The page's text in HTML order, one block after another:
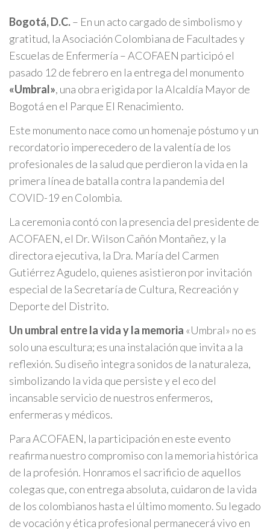
Bogotá, D.C.– En un acto cargado de simbolismo y
gratitud, la Asociación Colombiana de Facultades y
Escuelas de Enfermería – ACOFAEN participó el
pasado 12 de febrero en la entrega del monumento
«Umbral», una obra erigida por la Alcaldía Mayor de
Bogotá en el Parque El Renacimiento.
Este monumento nace como un homenaje póstumo y un
recordatorio imperecedero de la valentía de los
profesionales de la salud que perdieron la vida en la
primera línea de batalla contra la pandemia del
COVID-19 en Colombia.
La ceremonia contó con la presencia del presidente de
ACOFAEN, el Dr. Wilson Cañón Montañez, y la
directora ejecutiva, la Dra. María del Carmen
Gutiérrez Agudelo, quienes asistieron por invitación
especial de la Secretaría de Cultura, Recreación y
Deporte del Distrito.
Un umbral entre la vida y la memoria «Umbral» no es
solo una escultura; es una instalación que invita a la
reflexión. Su diseño integra sonidos de la naturaleza,
simbolizando la vida que persiste y el eco del
incansable servicio de nuestros enfermeros,
enfermeras y médicos.
Para ACOFAEN, la participación en este evento
reafirma nuestro compromiso con la memoria histórica
de la profesión. Honramos el sacrificio de aquellos
colegas que, con entrega absoluta, cuidaron de la vida
de los colombianos hasta el último momento. Su legado
de vocación y ética profesional permanecerá vivo en